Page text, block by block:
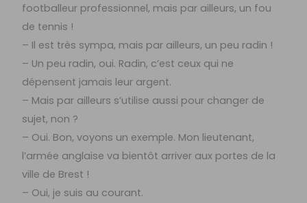
footballeur professionnel, mais par ailleurs, un fou
de tennis !
– Il est très sympa, mais par ailleurs, un peu radin !
– Un peu radin, oui. Radin, c’est ceux qui ne
dépensent jamais leur argent.
– Mais par ailleurs s’utilise aussi pour changer de
sujet, non ?
– Oui. Bon, voyons un exemple. Mon lieutenant,
l’armée anglaise va bientôt arriver aux portes de la
ville de Brest !
– Oui, je suis au courant.